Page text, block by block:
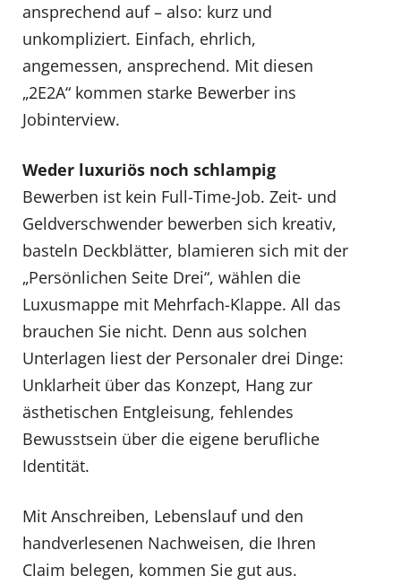
ansprechend auf – also: kurz und
unkompliziert. Einfach, ehrlich,
angemessen, ansprechend. Mit diesen
„2E2A“ kommen starke Bewerber ins
Jobinterview.
Weder luxuriös noch schlampig
Bewerben ist kein Full-Time-Job. Zeit- und
Geldverschwender bewerben sich kreativ,
basteln Deckblätter, blamieren sich mit der
„Persönlichen Seite Drei“, wählen die
Luxusmappe mit Mehrfach-Klappe. All das
brauchen Sie nicht. Denn aus solchen
Unterlagen liest der Personaler drei Dinge:
Unklarheit über das Konzept, Hang zur
ästhetischen Entgleisung, fehlendes
Bewusstsein über die eigene berufliche
Identität.
Mit Anschreiben, Lebenslauf und den
handverlesenen Nachweisen, die Ihren
Claim belegen, kommen Sie gut aus.